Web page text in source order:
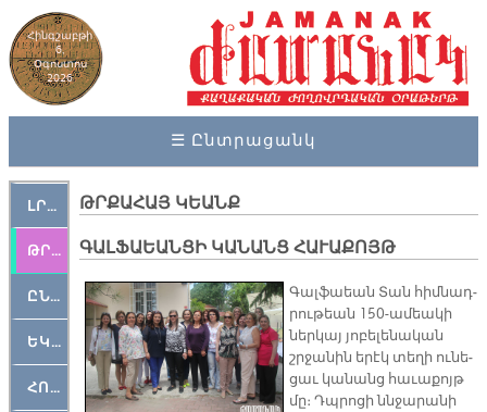
Հինգշաբթի
6,
Օգոստոս
2026
☰ Ընտրացանկ
ԼՐԱՀՈՍ
ԹՐՔԱՀԱՅ ԿԵԱՆՔ
ԸՆԿԵՐԱՄՇԱԿՈՒԹԱՅԻՆ
ԵԿԵՂԵՑԱԿԱՆ
ՀՈԳԵՄՏԱՒՈՐ
ԹՐՔԱՀԱՅ ԿԵԱՆՔ
ԳԱԼՖԱԵԱՆՑԻ ԿԱՆԱՆՑ ՀԱՒԱՔՈՅԹ
Գալ­ֆաեան Տան հիմ­նադ­
րու­թեան 150-ա­մեա­կի
ներ­կայ յո­բե­լե­նա­կան
շրջա­նին ե­րէկ տե­ղի ու­նե­
ցաւ կա­նանց հա­ւա­քոյթ
մը։ Դպրո­ցի ննջա­րա­նի